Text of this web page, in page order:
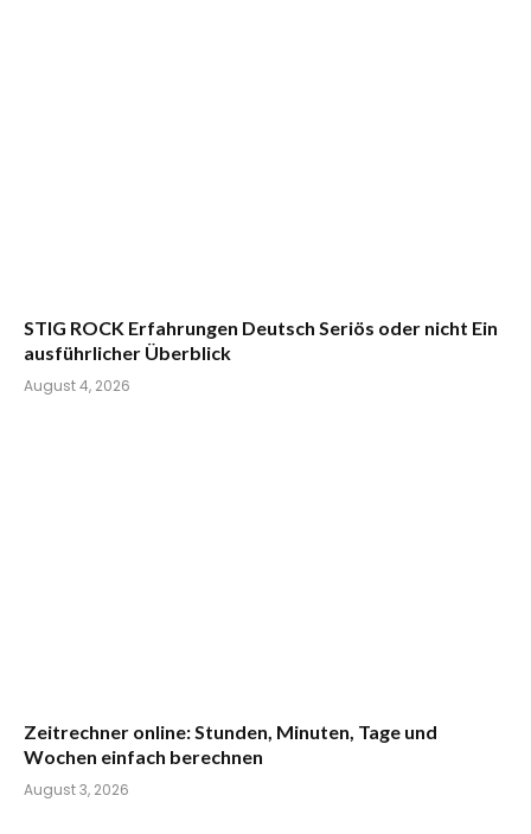
STIG ROCK Erfahrungen Deutsch Seriös oder nicht Ein
ausführlicher Überblick
August 4, 2026
Zeitrechner online: Stunden, Minuten, Tage und
Wochen einfach berechnen
August 3, 2026